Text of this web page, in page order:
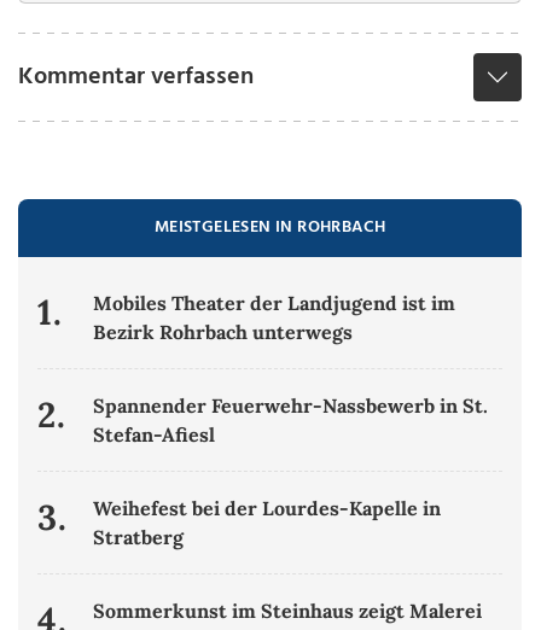
Kommentar verfassen
MEISTGELESEN IN ROHRBACH
1.
Mobiles Theater der Landjugend ist im
Bezirk Rohrbach unterwegs
2.
Spannender Feuerwehr-Nassbewerb in St.
Stefan-Afiesl
3.
Weihefest bei der Lourdes-Kapelle in
Stratberg
4.
Sommerkunst im Steinhaus zeigt Malerei